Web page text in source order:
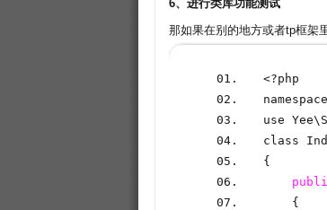
6、进行类库功能测试
那如果在别的地方或者tp框架
<?php
use Yee\
class
{
{